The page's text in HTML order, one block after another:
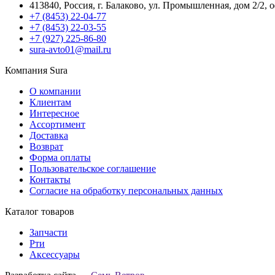
413840, Россия, г. Балаково, ул. Промышленная, дом 2/2,
+7 (8453) 22-04-77
+7 (8453) 22-03-55
+7 (927) 225-86-80
sura-avto01@mail.ru
Компания Sura
О компании
Клиентам
Интересное
Ассортимент
Доставка
Возврат
Форма оплаты
Пользовательское соглашение
Контакты
Согласие на обработку персональных данных
Каталог товаров
Запчасти
Рти
Аксессуары